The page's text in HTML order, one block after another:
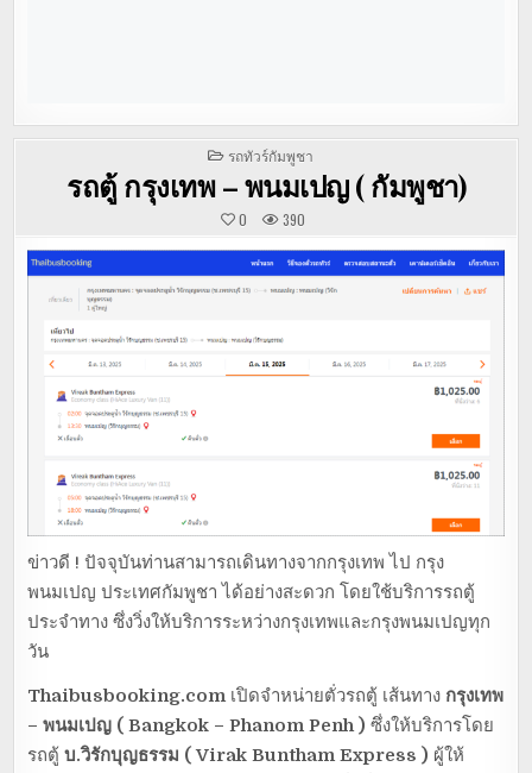
POSTED
IN
รถทัวร์กัมพูชา
รถตู้ กรุงเทพ – พนมเปญ ( กัมพูชา)
0 390
ข่าวดี ! ปัจจุบันท่านสามารถเดินทางจากกรุงเทพ ไป กรุง
พนมเปญ ประเทศกัมพูชา ได้อย่างสะดวก โดยใช้บริการรถตู้
ประจำทาง ซึ่งวิ่งให้บริการระหว่างกรุงเทพและกรุงพนมเปญทุก
วัน
Thaibusbooking.com เปิดจำหน่ายตั่วรถตู้ เส้นทาง กรุงเทพ
– พนมเปญ ( Bangkok – Phanom Penh ) ซึ่งให้บริการโดย
รถตู้บ.วิรักบุญธรรม ( Virak Buntham Express ) ผู้ให้